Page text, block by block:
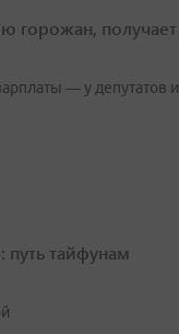
горожан, получает
— у депутатов и
тайфунам